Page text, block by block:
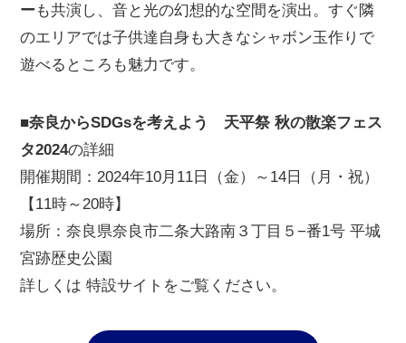
ーも共演し、音と光の幻想的な空間を演出。すぐ隣
のエリアでは子供達自身も大きなシャボン玉作りで
遊べるところも魅力です。
■奈良からSDGsを考えよう 天平祭 秋の散楽フェス
タ2024の詳細
開催期間：2024年10月11日（金）～14日（月・祝）
【11時～20時】
場所：奈良県奈良市二条大路南３丁目５−番1号 平城
宮跡歴史公園
詳しくは 特設サイトをご覧ください。